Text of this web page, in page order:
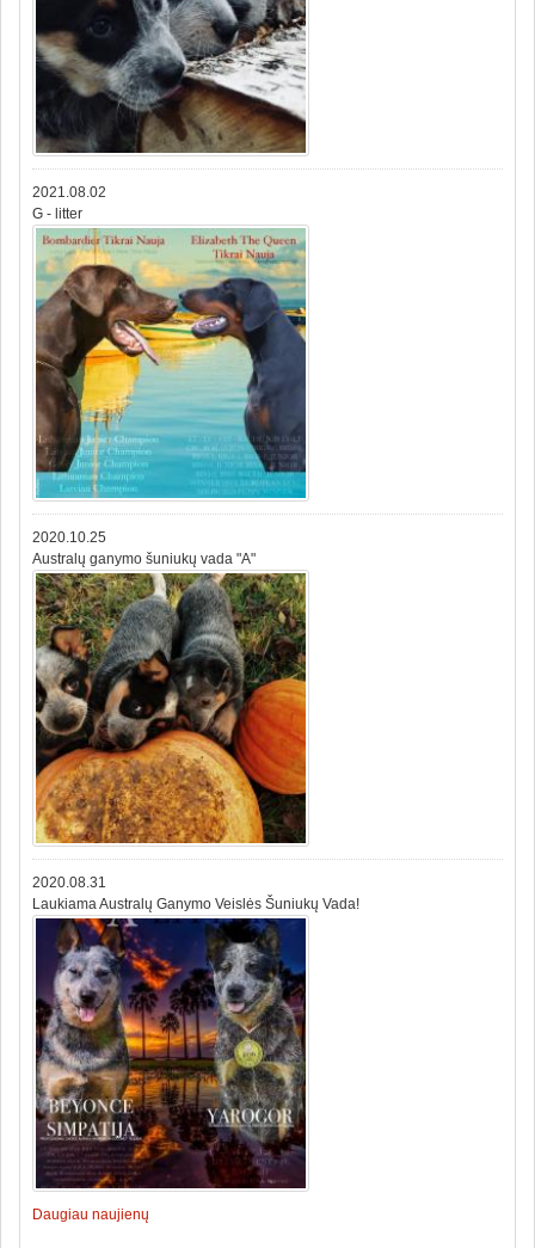
2021.08.02
G - litter
2020.10.25
Australų ganymo šuniukų vada "A"
2020.08.31
Laukiama Australų Ganymo Veislės Šuniukų Vada!
Daugiau naujienų